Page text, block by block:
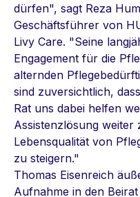
dürfen", sagt Reza
Geschäftsführer von
Livy Care. "Seine
Engagement für die
alternden
sind zuversichtlich,
Rat uns dabei helfen
Assistenzlösung weiter
Lebensqualität von
zu steigern."
Thomas Eisenreich
Aufnahme in den